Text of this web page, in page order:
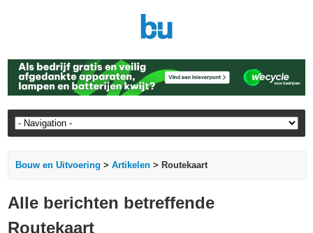
Bouw en Uitvoering >Artikelen > Routekaart
Alle berichten betreffende
Routekaart